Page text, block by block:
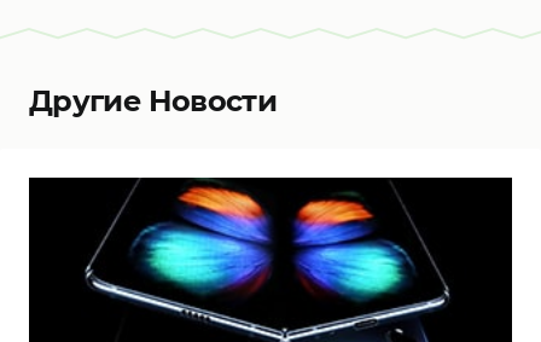
Другие Новости